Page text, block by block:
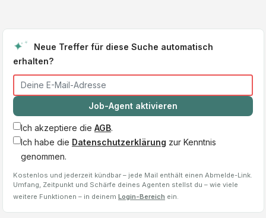
Neue Treffer für diese Suche automatisch
erhalten?
Job-Agent aktivieren
Ich akzeptiere die AGB.
Ich habe die Datenschutzerklärung zur Kenntnis
genommen.
Kostenlos und jederzeit kündbar – jede Mail enthält einen Abmelde-Link.
Umfang, Zeitpunkt und Schärfe deines Agenten stellst du – wie viele
weitere Funktionen – in deinem Login-Bereich ein.